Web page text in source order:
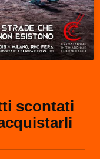
scontati